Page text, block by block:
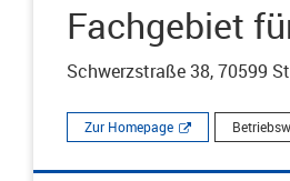
Fachgebiet
Schwerzstraße 38, 70599
Zur Homepage